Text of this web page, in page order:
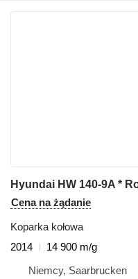
Hyundai HW 140-9A *
Cena na żądanie
Koparka kołowa
2014
14 900 m/g
Niemcy, Saarbrucken